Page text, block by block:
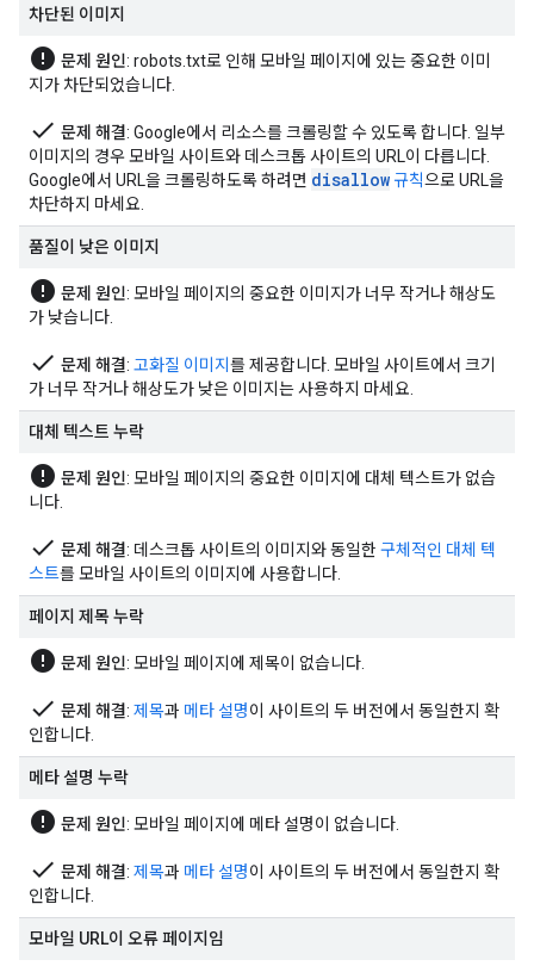
차단된 이미지
error 문제 원인: robots.txt로 인해 모바일 페이지에 있는 중요한 이미
지가 차단되었습니다.
done 문제 해결: Google에서 리소스를 크롤링할 수 있도록 합니다. 일부
이미지의 경우 모바일 사이트와 데스크톱 사이트의 URL이 다릅니다.
Google에서 URL을 크롤링하도록 하려면 disallow 규칙으로 URL을
차단하지 마세요.
품질이 낮은 이미지
error 문제 원인: 모바일 페이지의 중요한 이미지가 너무 작거나 해상도
가 낮습니다.
done 문제 해결: 고화질 이미지 를 제공합니다. 모바일 사이트에서 크기
가 너무 작거나 해상도가 낮은 이미지는 사용하지 마세요.
대체 텍스트 누락
error 문제 원인: 모바일 페이지의 중요한 이미지에 대체 텍스트가 없습
니다.
done 문제 해결: 데스크톱 사이트의 이미지와 동일한 구체적인 대체 텍
스트를 모바일 사이트의 이미지에 사용합니다.
페이지 제목 누락
error 문제 원인: 모바일 페이지에 제목이 없습니다.
done 문제 해결: 제목과 메타 설명이 사이트의 두 버전에서 동일한지 확
인합니다.
메타 설명 누락
error 문제 원인: 모바일 페이지에 메타 설명이 없습니다.
done 문제 해결: 제목과 메타 설명이 사이트의 두 버전에서 동일한지 확
인합니다.
모바일 URL이 오류 페이지임